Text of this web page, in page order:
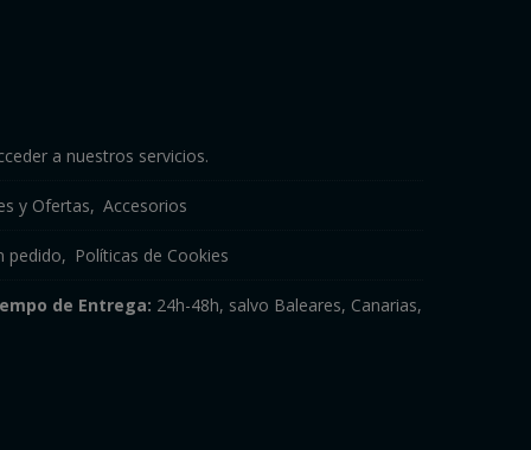
a nuestros servicios.
y Ofertas Accesorios
pedido Políticas de Cookies
de Entrega: 24h-48h, salvo Baleares, Canarias,